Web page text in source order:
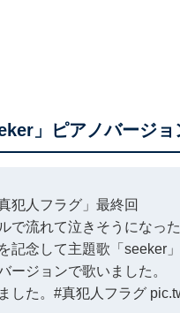
」ピアノバージョ
真犯人フラグ」最終回
で流れて泣きそうになった
記念して主題歌「seeker」
ージョンで歌いました。
した。 #真犯人フラグ